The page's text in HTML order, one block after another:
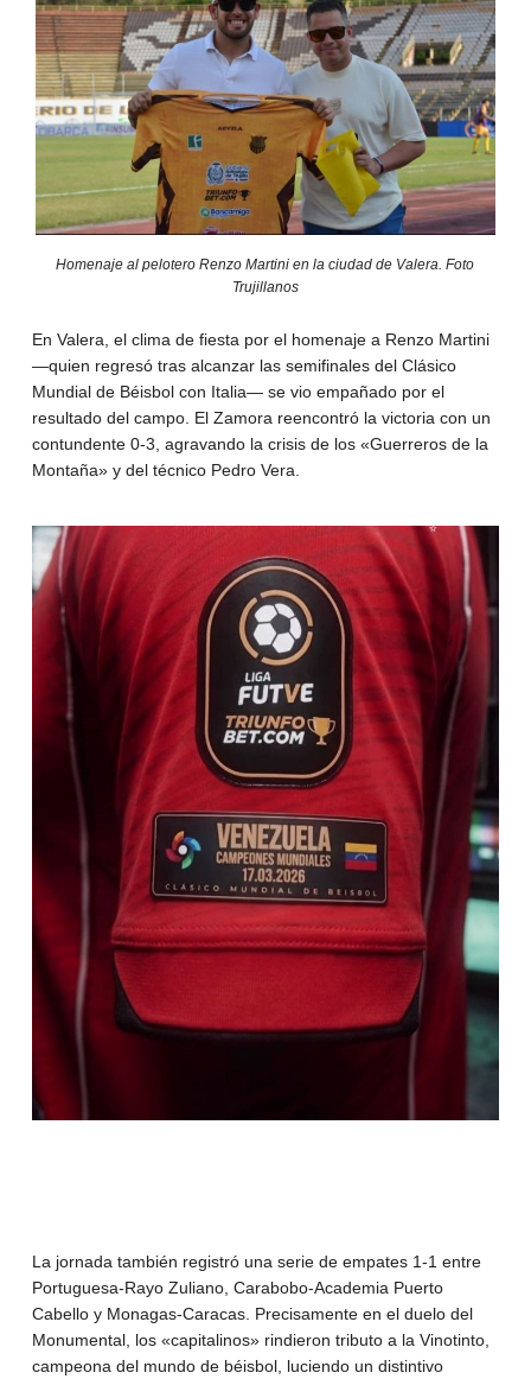
Homenaje al pelotero Renzo Martini en la ciudad de Valera. Foto
Trujillanos
En Valera, el clima de fiesta por el homenaje a Renzo Martini
—quien regresó tras alcanzar las semifinales del Clásico
Mundial de Béisbol con Italia— se vio empañado por el
resultado del campo. El Zamora reencontró la victoria con un
contundente 0-3, agravando la crisis de los «Guerreros de la
Montaña» y del técnico Pedro Vera.
La jornada también registró una serie de empates 1-1 entre
Portuguesa-Rayo Zuliano, Carabobo-Academia Puerto
Cabello y Monagas-Caracas. Precisamente en el duelo del
Monumental, los «capitalinos» rindieron tributo a la Vinotinto,
campeona del mundo de béisbol, luciendo un distintivo